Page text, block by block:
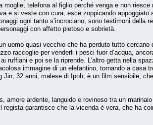
telefona al figlio perché venga e non riesce
e si veste con cura, esce zoppicando appoggiato
ogni tanto s’incrociano, sono testimoni della
con affetto pietoso e sobrietà.
uomo quasi vecchio che ha perduto tutto cercano
raccoglie per venderli i pesci fuor d’acqua,
ruffiani e poi se la riprende. L’altro getta nella
immagine di un elefantino, tornando a casa
Jin, 32 anni, malese di Ipoh, è un film sensibile,
amore ardente, languido e rovinoso tra un
garantisce che la vicenda è vera, che ha